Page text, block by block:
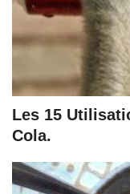
Les 15
Cola.